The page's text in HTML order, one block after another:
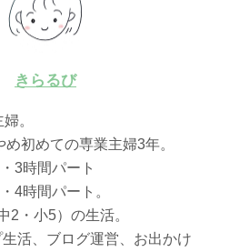
きらるび
。
初めての専業主婦3年。
3時間パート
4時間パート。
2・小5）の生活。
活、ブログ運営、お出かけ